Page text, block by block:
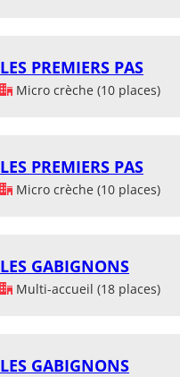
LES PREMIERS PAS
Micro crèche (10 places)
LES PREMIERS PAS
Micro crèche (10 places)
LES GABIGNONS
Multi-accueil (18 places)
LES GABIGNONS